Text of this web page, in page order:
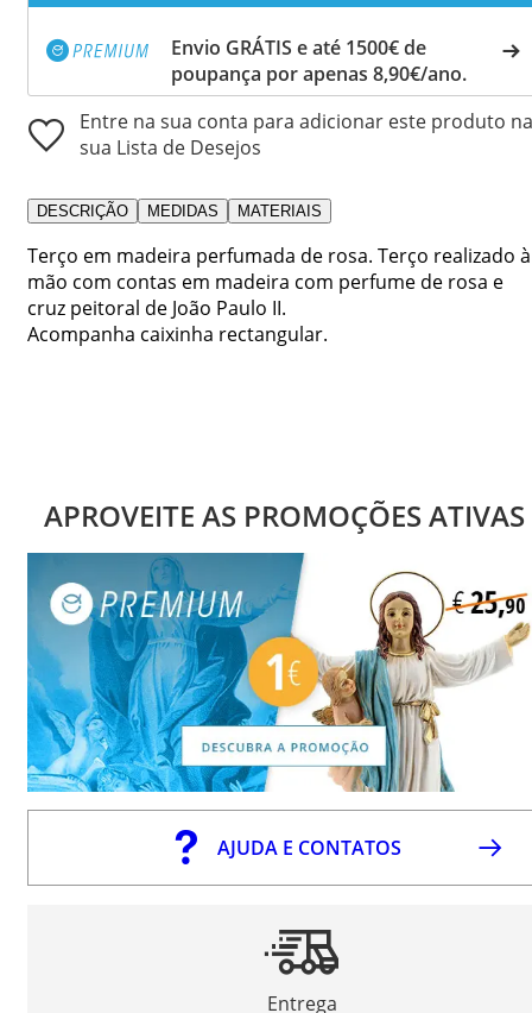
Envio GRÁTIS e até 1500€ de
poupança por apenas 8,90€/ano.
Entre na sua conta para adicionar este produto na
sua Lista de Desejos
DESCRIÇÃO MEDIDAS MATERIAIS
Terço em madeira perfumada de rosa. Terço realizado à
mão com contas em madeira com perfume de rosa e
cruz peitoral de João Paulo II.
Acompanha caixinha rectangular.
APROVEITE AS PROMOÇÕES ATIVAS
AJUDA E CONTATOS
Entrega